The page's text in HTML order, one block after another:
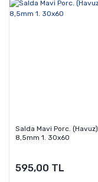
Salda Mavi Porc. (Havuz)
8,5mm 1. 30x60
595,00 TL